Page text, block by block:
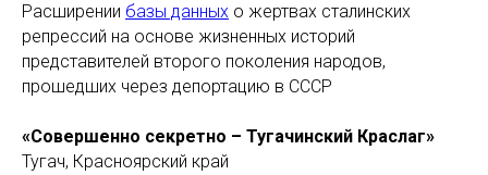
Расширении базы данных о жертвах сталинских
репрессий на основе жизненных историй
представителей второго поколения народов,
прошедших через депортацию в СССР
«Совершенно секретно – Тугачинский Краслаг»
Тугач, Красноярский край